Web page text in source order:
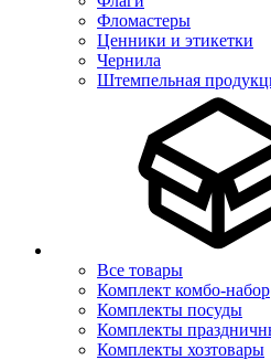
Фломастеры
Ценники и этикетки
Чернила
Штемпельная
Все товары
Комплект комбо-набор
Комплекты посуды
Комплекты
Комплекты хозтовары